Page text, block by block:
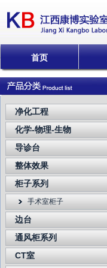
首页
净化工程
化学-物理-生物
导诊台
整体效果
柜子系列
手术室柜子
边台
通风柜系列
CT室